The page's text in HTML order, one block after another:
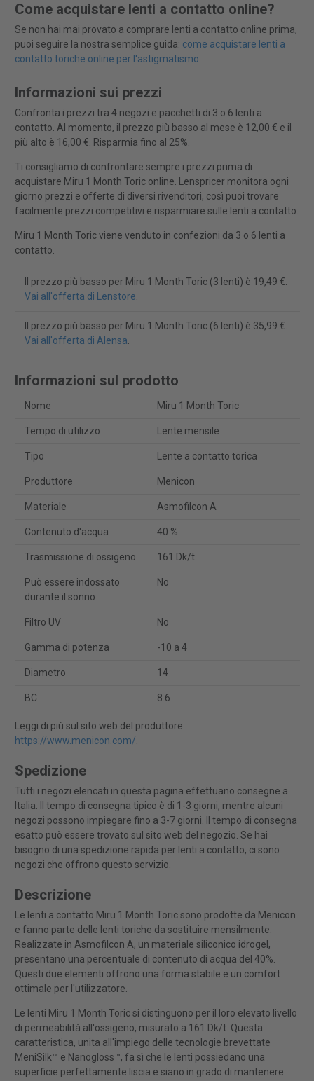
Come acquistare lenti a contatto online?
Se non hai mai provato a comprare lenti a contatto online prima,
puoi seguire la nostra semplice guida: come acquistare lenti a
contatto toriche online per l'astigmatismo.
Informazioni sui prezzi
Confronta i prezzi tra 4 negozi e pacchetti di 3 o 6 lenti a
contatto. Al momento, il prezzo più basso al mese è 12,00 € e il
più alto è 16,00 €. Risparmia fino al 25%.
Ti consigliamo di confrontare sempre i prezzi prima di
acquistare Miru 1 Month Toric online. Lenspricer monitora ogni
giorno prezzi e offerte di diversi rivenditori, così puoi trovare
facilmente prezzi competitivi e risparmiare sulle lenti a contatto.
Miru 1 Month Toric viene venduto in confezioni da 3 o 6 lenti a
contatto.
Il prezzo più basso per Miru 1 Month Toric (3 lenti) è 19,49 €.
Vai all'offerta di Lenstore.
Il prezzo più basso per Miru 1 Month Toric (6 lenti) è 35,99 €.
Vai all'offerta di Alensa.
Informazioni sul prodotto
Nome Miru 1 Month Toric
Tempo di utilizzo Lente mensile
Tipo Lente a contatto torica
Produttore Menicon
Materiale Asmofilcon A
Contenuto d'acqua 40 %
Trasmissione di ossigeno 161 Dk/t
Può essere indossato
durante il sonno
No
Filtro UV No
Gamma di potenza -10 a 4
Diametro 14
BC 8.6
Leggi di più sul sito web del produttore:
https://www.menicon.com/.
Spedizione
Tutti i negozi elencati in questa pagina effettuano consegne a
Italia. Il tempo di consegna tipico è di 1-3 giorni, mentre alcuni
negozi possono impiegare fino a 3-7 giorni. Il tempo di consegna
esatto può essere trovato sul sito web del negozio. Se hai
bisogno di una spedizione rapida per lenti a contatto, ci sono
negozi che offrono questo servizio.
Descrizione
Le lenti a contatto Miru 1 Month Toric sono prodotte da Menicon
e fanno parte delle lenti toriche da sostituire mensilmente.
Realizzate in Asmofilcon A, un materiale siliconico idrogel,
presentano una percentuale di contenuto di acqua del 40%.
Questi due elementi offrono una forma stabile e un comfort
ottimale per l'utilizzatore.
Le lenti Miru 1 Month Toric si distinguono per il loro elevato livello
di permeabilità all'ossigeno, misurato a 161 Dk/t. Questa
caratteristica, unita all'impiego delle tecnologie brevettate
MeniSilk™ e Nanogloss™, fa sì che le lenti possiedano una
superficie perfettamente liscia e siano in grado di mantenere